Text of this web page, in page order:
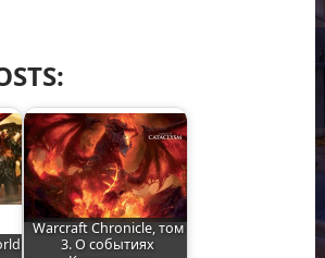
Warcraft Chronicle, том
3. О событиях